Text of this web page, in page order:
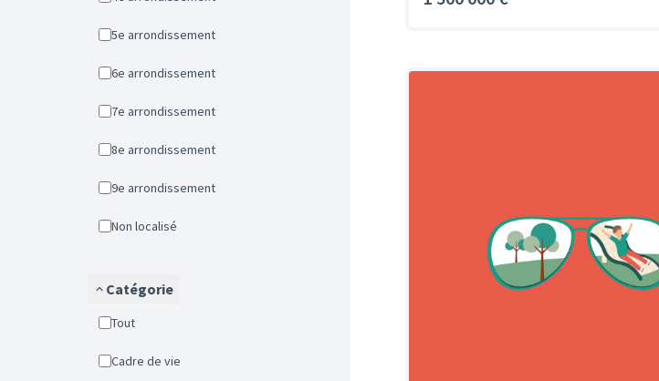
5e arrondissement
6e arrondissement
7e arrondissement
8e arrondissement
9e arrondissement
Non localisé
Catégorie
Tout
Cadre de vie